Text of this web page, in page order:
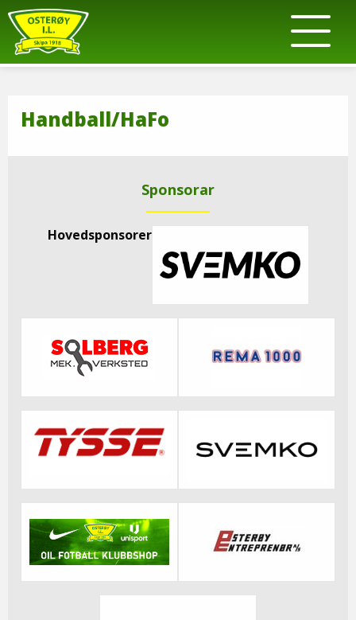
Handball/HaFo
Sponsorar
Hovedsponsorer